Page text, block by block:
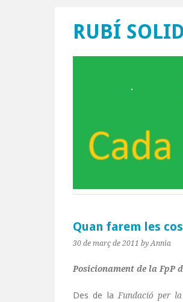
RUBÍ
Quan farem les
30 de març de 2011 by Annia
Posicionament de la
Des de laFundació per